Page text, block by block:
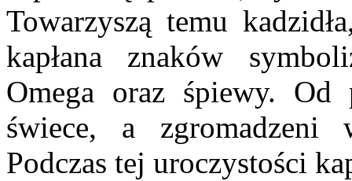
Towarzyszą temu
kapłana znaków
Omega oraz śpiewy. Od
świece, a zgromadzeni
Podczas tej uroczystości